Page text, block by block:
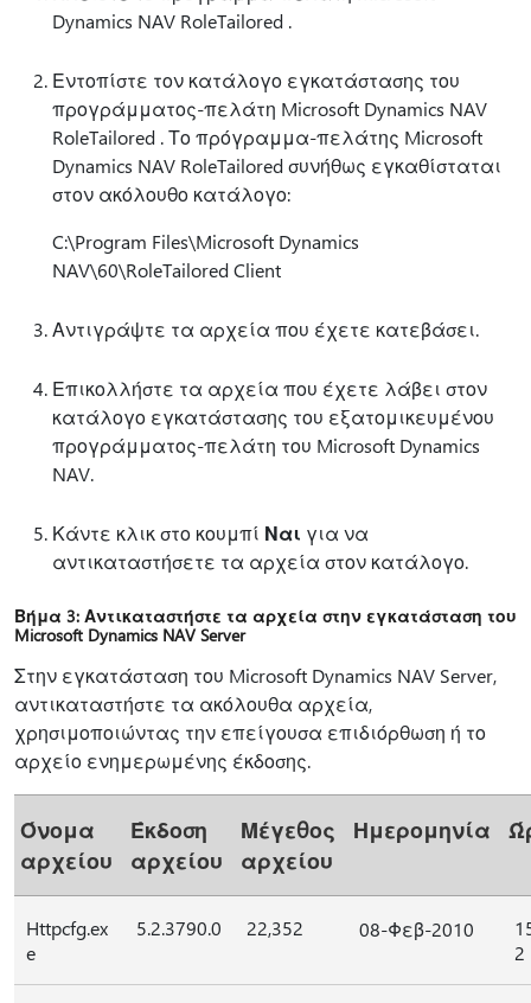
Dynamics NAV RoleTailored .
Εντοπίστε τον κατάλογο εγκατάστασης του
προγράμματος-πελάτη Microsoft Dynamics NAV
RoleTailored . Το πρόγραμμα-πελάτης Microsoft
Dynamics NAV RoleTailored συνήθως εγκαθίσταται
στον ακόλουθο κατάλογο:
C:\Program Files\Microsoft Dynamics
NAV\60\RoleTailored Client
Αντιγράψτε τα αρχεία που έχετε κατεβάσει.
Επικολλήστε τα αρχεία που έχετε λάβει στον
κατάλογο εγκατάστασης του εξατομικευμένου
προγράμματος-πελάτη του Microsoft Dynamics
NAV.
Κάντε κλικ στο κουμπί Ναι για να
αντικαταστήσετε τα αρχεία στον κατάλογο.
Βήμα 3: Αντικαταστήστε τα αρχεία στην εγκατάσταση του
Microsoft Dynamics NAV Server
Στην εγκατάσταση του Microsoft Dynamics NAV Server,
αντικαταστήστε τα ακόλουθα αρχεία,
χρησιμοποιώντας την επείγουσα επιδιόρθωση ή το
αρχείο ενημερωμένης έκδοσης.
Όνομα
αρχείου
Έκδοση
αρχείου
Μέγεθος
αρχείου
Ημερομηνία
Httpcfg.ex
e
5.2.3790.0 22,352 08-Φεβ-2010
2